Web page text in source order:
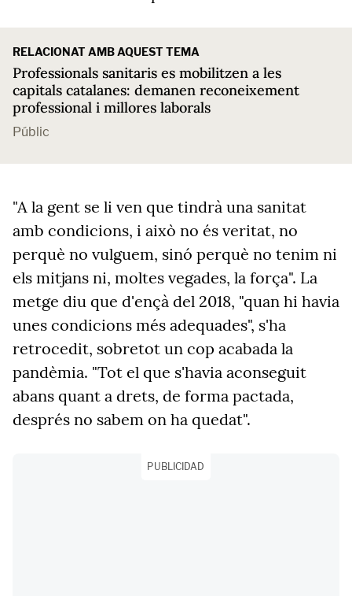
RELACIONAT AMB AQUEST TEMA
Professionals sanitaris es mobilitzen a les
capitals catalanes: demanen reconeixement
professional i millores laborals
Públic
"A la gent se li ven que tindrà una sanitat
amb condicions, i això no és veritat, no
perquè no vulguem, sinó perquè no tenim ni
els mitjans ni, moltes vegades, la força". La
metge diu que d'ençà del 2018, "quan hi havia
unes condicions més adequades", s'ha
retrocedit, sobretot un cop acabada la
pandèmia. "Tot el que s'havia aconseguit
abans quant a drets, de forma pactada,
després no sabem on ha quedat".
PUBLICIDAD